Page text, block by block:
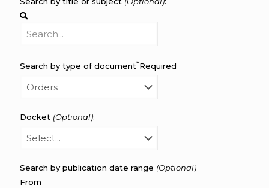
Search by type of document*Required
Docket (Optional):
Search by publication date range (Optional)
From